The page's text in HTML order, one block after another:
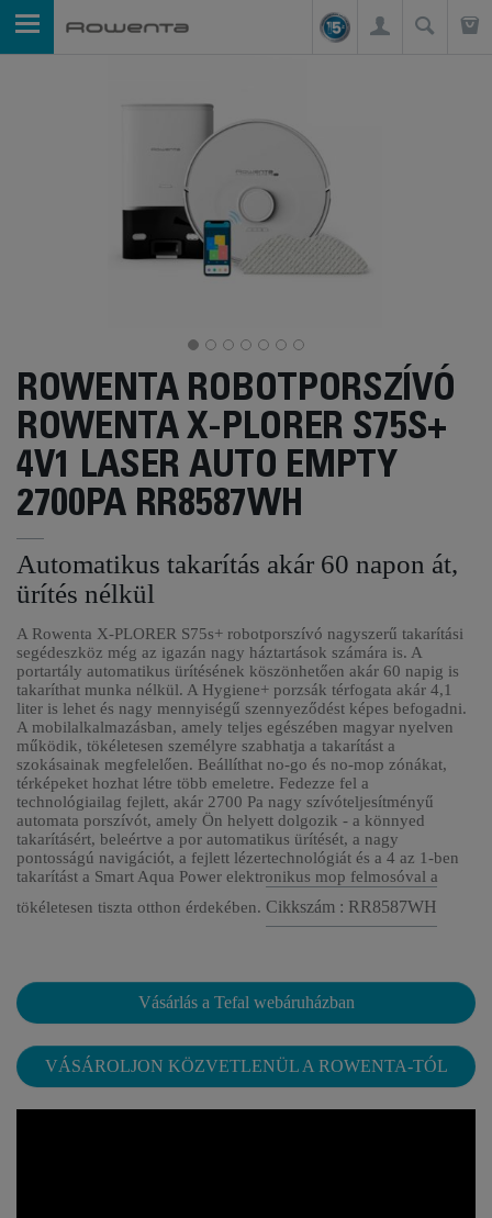
ROWENTA ROBOTPORSZÍVÓ
ROWENTA X-PLORER S75S+
4V1 LASER AUTO EMPTY
2700PA RR8587WH
Automatikus takarítás akár 60 napon át,
ürítés nélkül
A Rowenta X-PLORER S75s+ robotporszívó nagyszerű takarítási
segédeszköz még az igazán nagy háztartások számára is. A
portartály automatikus ürítésének köszönhetően akár 60 napig is
takaríthat munka nélkül. A Hygiene+ porzsák térfogata akár 4,1
liter is lehet és nagy mennyiségű szennyeződést képes befogadni.
A mobilalkalmazásban, amely teljes egészében magyar nyelven
működik, tökéletesen személyre szabhatja a takarítást a
szokásainak megfelelően. Beállíthat no-go és no-mop zónákat,
térképeket hozhat létre több emeletre. Fedezze fel a
technológiailag fejlett, akár 2700 Pa nagy szívóteljesítményű
automata porszívót, amely Ön helyett dolgozik - a könnyed
takarításért, beleértve a por automatikus ürítését, a nagy
pontosságú navigációt, a fejlett lézertechnológiát és a 4 az 1-ben
takarítást a Smart Aqua Power elektronikus mop felmosóval a
tökéletesen tiszta otthon érdekében. Cikkszám : RR8587WH
Vásárlás a Tefal webáruházban
VÁSÁROLJON KÖZVETLENÜL A ROWENTA-TÓL